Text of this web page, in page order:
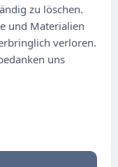
zu löschen.
und Materialien
verloren.
uns